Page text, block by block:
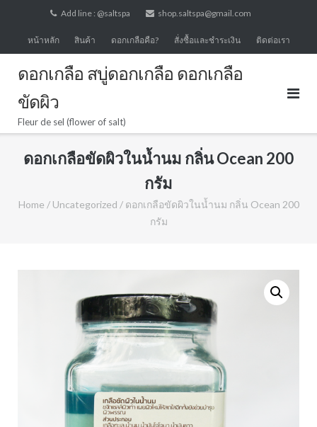
content
Add line : @saltspa shop.saltspa@gmail.com
หน้าหลัก สินค้า ดอกเกลือคือ? สั่งซื้อและชำระเงิน ติดต่อเรา
ดอกเกลือ สบู่ดอกเกลือ ดอกเกลือ
ขัดผิว
Fleur de sel (flower of salt)
ดอกเกลือขัดผิวในน้ำนม กลิ่น Ocean 200
กรัม
Home / Uncategorized / ดอกเกลือขัดผิวในน้ำนม กลิ่น Ocean 200
กรัม